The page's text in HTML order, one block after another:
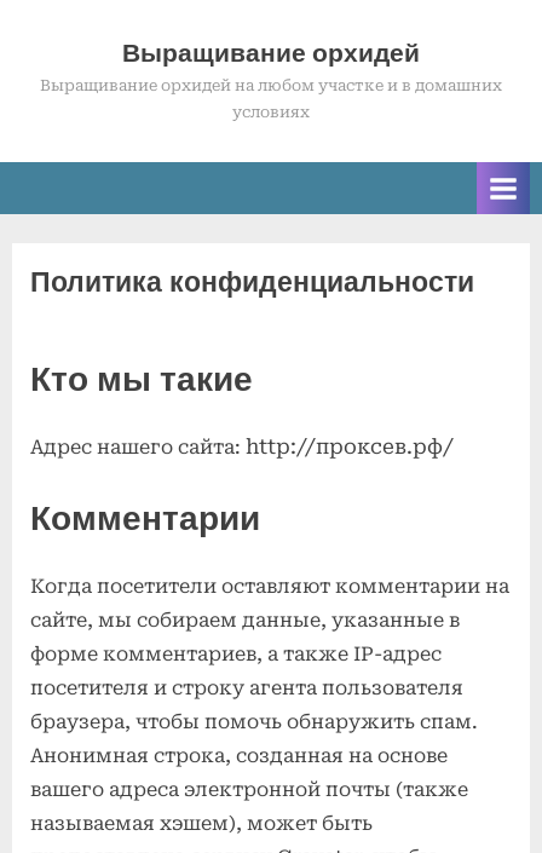
content
Выращивание орхидей
Выращивание орхидей на любом участке и в домашних
условиях
Политика конфиденциальности
Кто мы такие
Адрес нашего сайта: http://проксев.рф/
Комментарии
Когда посетители оставляют комментарии на
сайте, мы собираем данные, указанные в
форме комментариев, а также IP-адрес
посетителя и строку агента пользователя
браузера, чтобы помочь обнаружить спам.
Анонимная строка, созданная на основе
вашего адреса электронной почты (также
называемая хэшем), может быть